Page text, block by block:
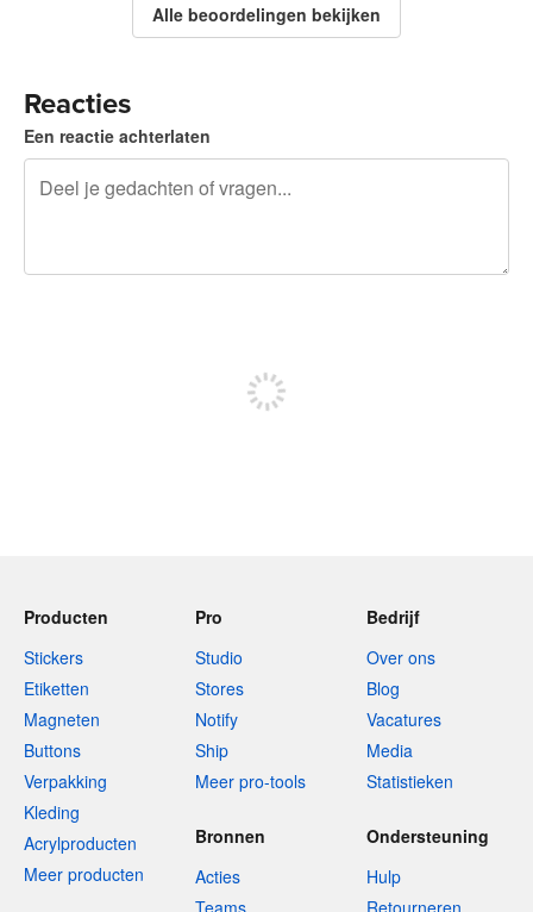
Alle beoordelingen bekijken
Reacties
Een reactie achterlaten
Producten
Stickers
Etiketten
Magneten
Buttons
Verpakking
Kleding
Acrylproducten
Meer producten
Pro
Studio
Stores
Notify
Ship
Meer pro-tools
Bedrijf
Over ons
Blog
Vacatures
Media
Statistieken
Bronnen
Acties
Teams
Ondersteuning
Hulp
Retourneren